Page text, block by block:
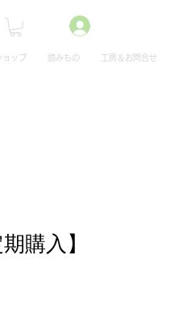
ョップ 読みもの 工房＆お問合せ
購入】